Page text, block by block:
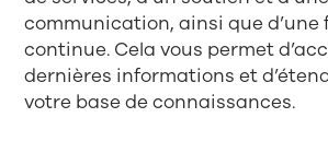
communication, ainsi que d’une
continue. Cela vous permet
dernières informations et
votre base de connaissances.